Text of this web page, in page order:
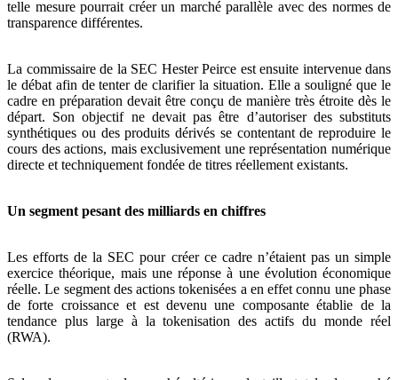
telle mesure pourrait créer un marché parallèle avec des normes de
transparence différentes.
La commissaire de la SEC Hester Peirce est ensuite intervenue dans
le débat afin de tenter de clarifier la situation. Elle a souligné que le
cadre en préparation devait être conçu de manière très étroite dès le
départ. Son objectif ne devait pas être d’autoriser des substituts
synthétiques ou des produits dérivés se contentant de reproduire le
cours des actions, mais exclusivement une représentation numérique
directe et techniquement fondée de titres réellement existants.
Un segment pesant des milliards en chiffres
Les efforts de la SEC pour créer ce cadre n’étaient pas un simple
exercice théorique, mais une réponse à une évolution économique
réelle. Le segment des actions tokenisées a en effet connu une phase
de forte croissance et est devenu une composante établie de la
tendance plus large à la tokenisation des actifs du monde réel
(RWA).